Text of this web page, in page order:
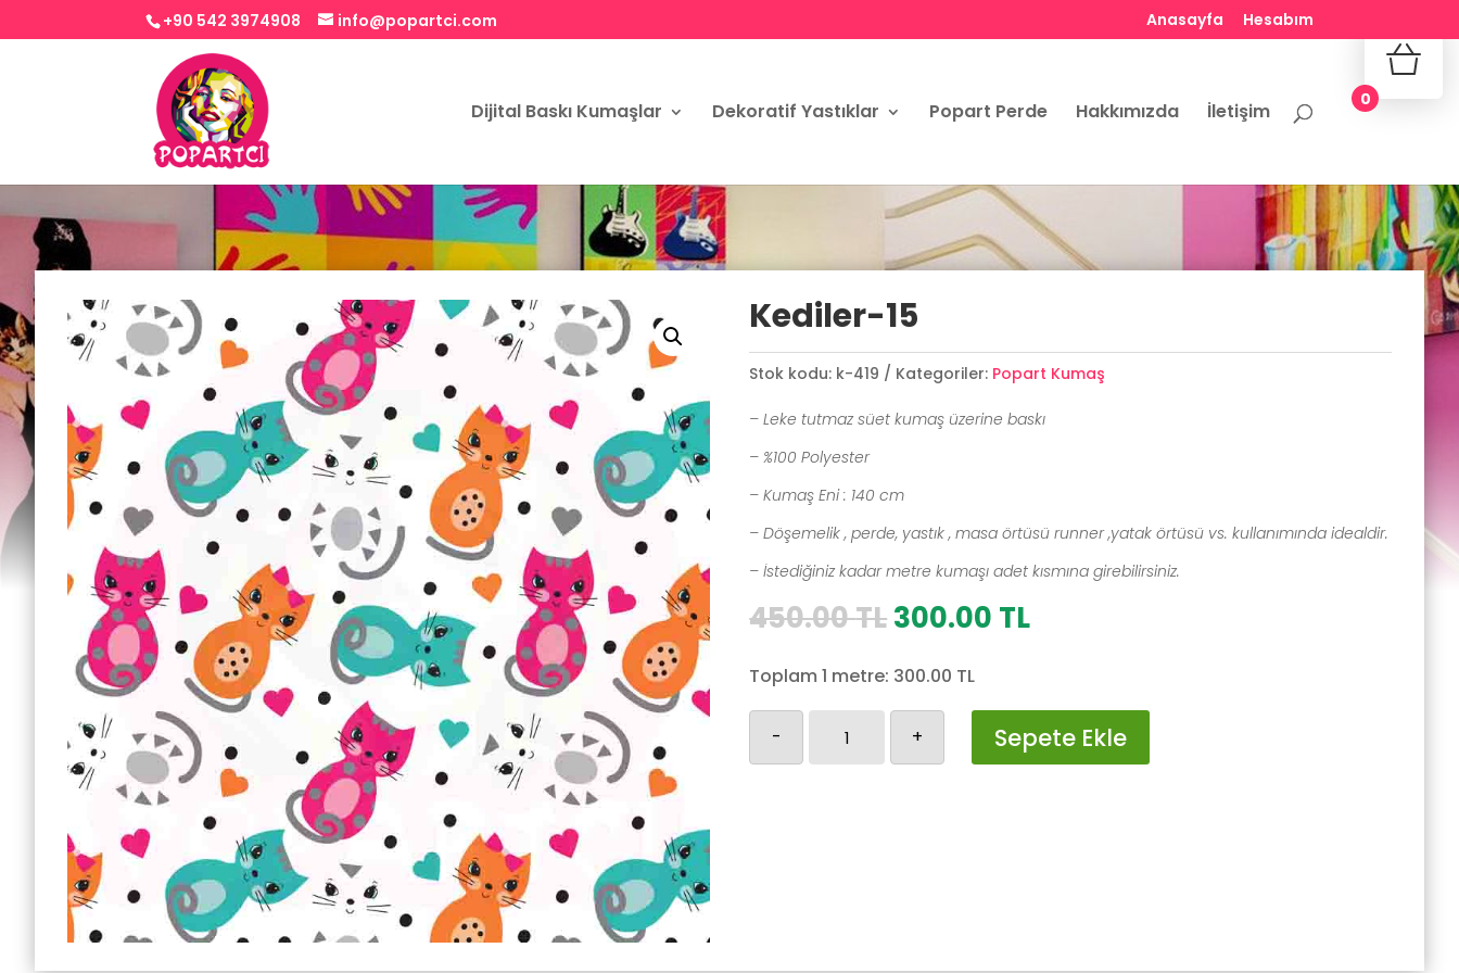
+90 542 3974908 info@popartci.com Anasayfa Hesabım
Dijital Baskı Kumaşlar Dekoratif Yastıklar Popart Perde Hakkımızda İletişim
Kediler-15
Stok kodu: k-419 Kategoriler: Popart Kumaş
– Leke tutmaz süet kumaş üzerine baskı
– %100 Polyester
– Kumaş Eni : 140 cm
– Döşemelik , perde, yastık , masa örtüsü runner ,yatak örtüsü vs. kullanımında idealdir.
– İstediğiniz kadar metre kumaşı adet kısmına girebilirsiniz.
450.00TLOrijinal
450.00 TL.
300.00 TLŞu
300.00 TL.
Toplam 1 metre: 300.00 TL
- + Sepete Ekle
0